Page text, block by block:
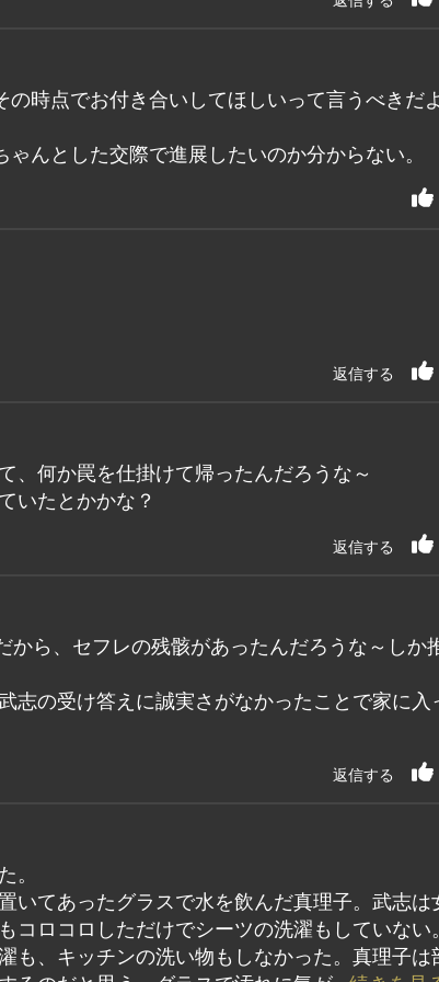
時点でお付き合いしてほしいって言うべきだよ
んとした交際で進展したいのか分からない。
返信する
、何か罠を仕掛けて帰ったんだろうな～
いたとかかな？
返信する
ら、セフレの残骸があったんだろうな～しか
志の受け答えに誠実さがなかったことで家に入
返信する
いてあったグラスで水を飲んだ真理子。武志は
ロコロしただけでシーツの洗濯もしていない。
も、キッチンの洗い物もしなかった。真理子は